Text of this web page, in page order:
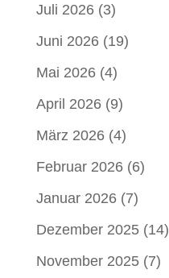
Juli 2026(3)
Juni 2026(19)
Mai 2026(4)
April 2026(9)
März 2026(4)
Februar 2026(6)
Januar 2026(7)
Dezember 2025(14)
November 2025(7)